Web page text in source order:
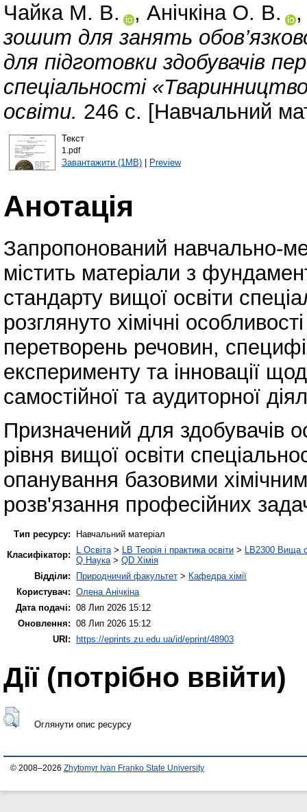
Чайка М. В. , Анічкіна О. В.
зошит для занять
для підготовки здобувачів
спеціальності
освіти. 246 с. [Навчальний
Текст
1.pdf
Завантажити (1MB)| Preview
Анотація
Запропонований навчально-
містить матеріали з
стандарту вищої освіти
розглянуто хімічні
перетворень речовин,
експерименту та інновації
самостійної та аудиторної
Призначений для здобувачів
рівня вищої освіти
опанування базовими
розв'язання професійних
Тип ресурсу:
Навчальний матеріал
Класифікатор:
L Освіта> LB Теорія і практика освіти > LB2300 Вища
Q Наука> QD Хімія
Відділи:
Природничий факультет > Кафедра хімії
Користувач: Олена Анічкіна
Дата подачі: 08 Лип 2026 15:12
Оновлення: 08 Лип 2026 15:12
URI:
https://eprints.zu.edu.ua/id/eprint/48903
Дії ​​(потрібно ввійти)
Оглянути опис ресурсу
© 2008–2026 Zhytomyr Ivan Franko State University